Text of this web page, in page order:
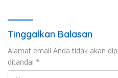
Tinggalkan Balasan
Alamat email Anda tidak akan
ditandai *